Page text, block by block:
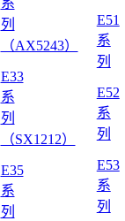
列
（AX5243）
E33
系
列
（SX1212）
E35
系
列
E51
系
列
E52
系
列
E53
系
列